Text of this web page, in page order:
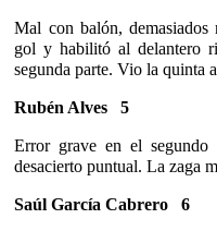
Mal con balón,
gol y habilitó al delantero
segunda parte. Vio la quinta
Rubén Alves 5
Error grave en el segundo
desacierto puntual. La zaga
Saúl García Cabrero 6